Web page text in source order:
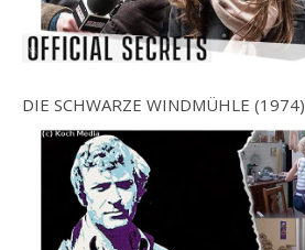
DIE SCHWARZE WINDMÜHLE (1974)